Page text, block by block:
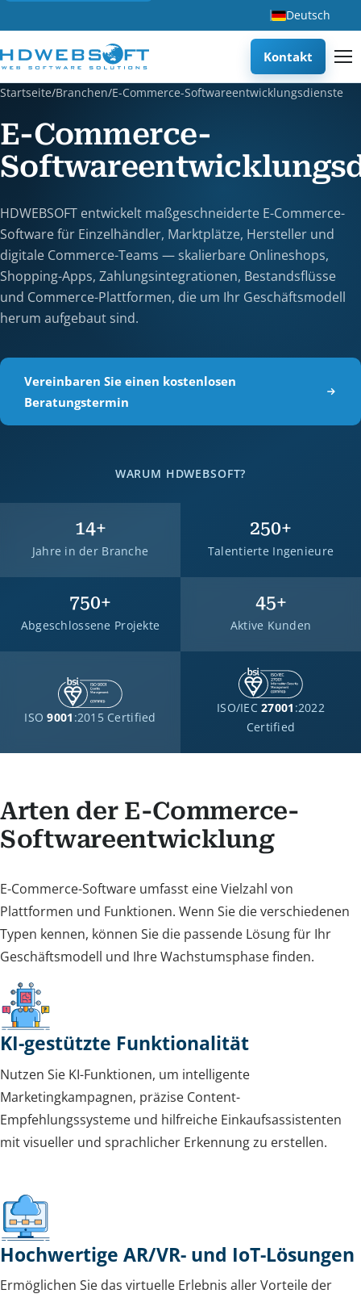
Deutsch
Kontakt
Startseite/Branchen/E-Commerce-Softwareentwicklungsdienste
E-Commerce-
HDWEBSOFT entwickelt maßgeschneiderte E-Commerce-
Software für Einzelhändler, Marktplätze, Hersteller und
digitale Commerce-Teams — skalierbare Onlineshops,
Shopping-Apps, Zahlungsintegrationen, Bestandsflüsse
und Commerce-Plattformen, die um Ihr Geschäftsmodell
herum aufgebaut sind.
Vereinbaren Sie einen kostenlosen
Beratungstermin
WARUM HDWEBSOFT?
14+
Jahre in der Branche
250+
Talentierte Ingenieure
750+
Abgeschlossene Projekte
45+
Aktive Kunden
ISO9001 :2015 Certified
ISO/IEC27001 :2022
Certified
Arten der E-Commerce-
Softwareentwicklung
E-Commerce-Software umfasst eine Vielzahl von
Plattformen und Funktionen. Wenn Sie die verschiedenen
Typen kennen, können Sie die passende Lösung für Ihr
Geschäftsmodell und Ihre Wachstumsphase finden.
KI-gestützte Funktionalität
Nutzen Sie KI-Funktionen, um intelligente
Marketingkampagnen, präzise Content-
Empfehlungssysteme und hilfreiche Einkaufsassistenten
mit visueller und sprachlicher Erkennung zu erstellen.
Hochwertige AR/VR- und IoT-Lösungen
Ermöglichen Sie das virtuelle Erlebnis aller Vorteile der